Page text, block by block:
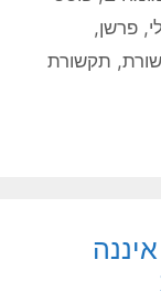
, פרשן,
, תקשורת